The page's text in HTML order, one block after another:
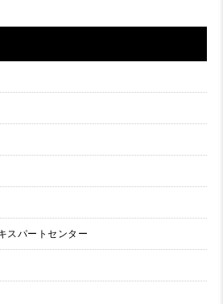
スパートセンター